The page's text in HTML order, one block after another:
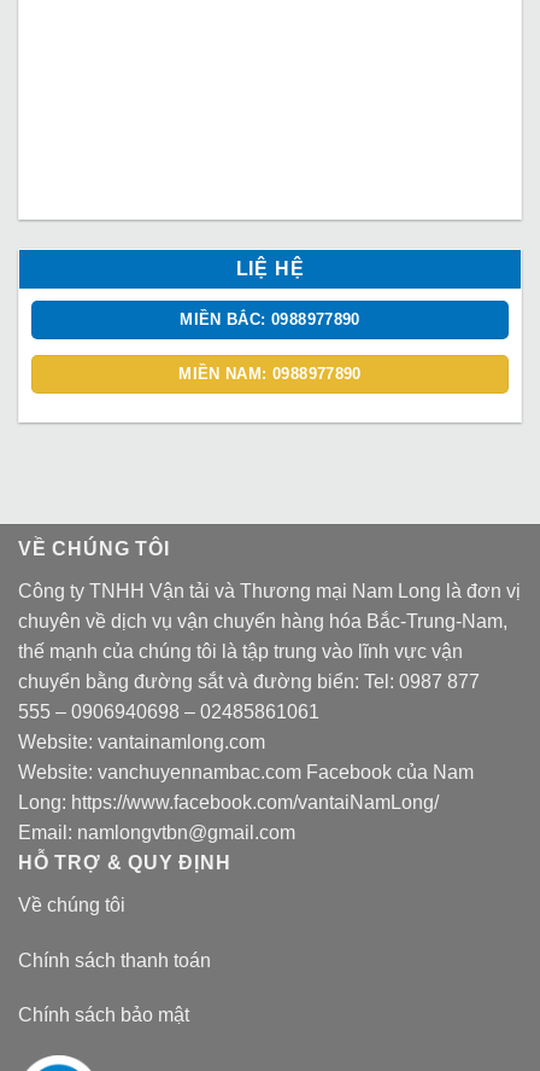
LIỆ HỆ
MIỀN BẮC: 0988977890
MIỀN NAM: 0988977890
VỀ CHÚNG TÔI
Công ty TNHH Vận tải và Thương mại Nam Long là đơn vị
chuyên về dịch vụ vận chuyển hàng hóa Bắc-Trung-Nam,
thế mạnh của chúng tôi là tập trung vào lĩnh vực vận
chuyển bằng đường sắt và đường biển: Tel: 0987 877
555 – 0906940698 – 02485861061
Website: vantainamlong.com
Website: vanchuyennambac.com Facebook của Nam
Long: https://www.facebook.com/vantaiNamLong/
Email: namlongvtbn@gmail.com
HỖ TRỢ & QUY ĐỊNH
Về chúng tôi
Chính sách thanh toán
Chính sách bảo mật